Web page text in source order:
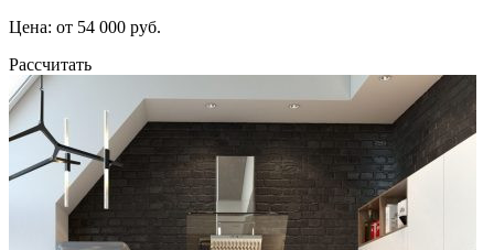
Цена: от 54 000 руб.
Рассчитать